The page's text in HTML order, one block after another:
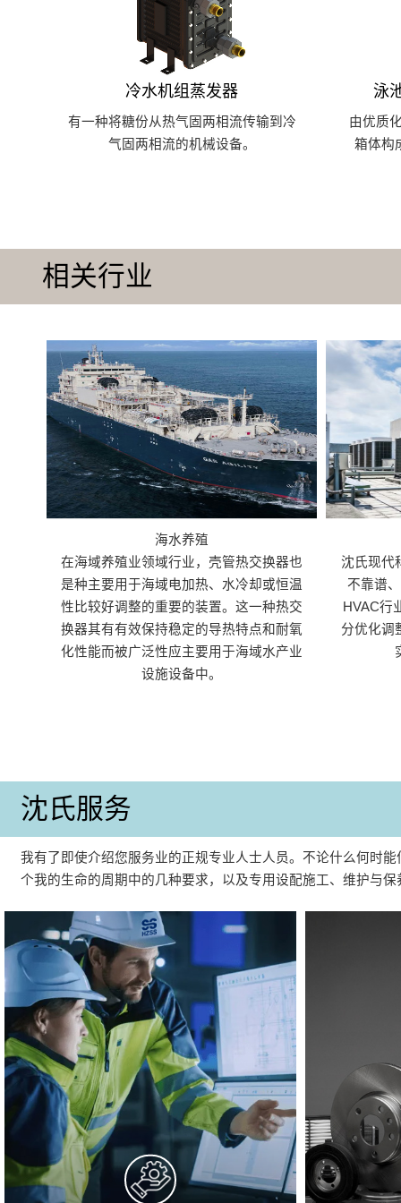
冷水机组蒸发器
有一种将糖份从热气固两相流传输到冷
气固两相流的机械设备。
泳
由优质
箱体构
相关行业
海水养殖
在海域养殖业领域行业，壳管热交换器也
是种主要用于海域电加热、水冷却或恒温
性比较好调整的重要的装置。这一种热交
换器其有有效保持稳定的导热特点和耐氧
化性能而被广泛性应主要用于海域水产业
设施设备中。
沈氏现代
不靠谱
HVAC行
分优化调
沈氏服务
我有了即使介绍您服务业的正规专业人士人员。不论什么何时
个我的生命的周期中的几种要求，以及专用设配施工、维护与